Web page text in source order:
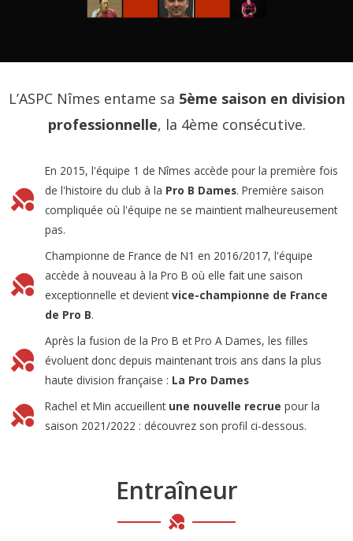
L’ASPC Nîmes entame sa 5ème saison en division
professionnelle, la 4ème consécutive.
En 2015, l'équipe 1 de Nîmes accède pour la première fois
de l'histoire du club à la Pro B Dames. Première saison
compliquée où l'équipe ne se maintient malheureusement
pas.
Championne de France de N1 en 2016/2017, l'équipe
accède à nouveau à la Pro B où elle fait une saison
exceptionnelle et devientvice-championne de France
de Pro B.
Après la fusion de la Pro B et Pro A Dames, les filles
évoluent donc depuis maintenant trois ans dans la plus
haute division française : La Pro Dames
Rachel et Min accueillent une nouvelle recrue pour la
saison 2021/2022 : découvrez son profil ci-dessous.
Entraîneur